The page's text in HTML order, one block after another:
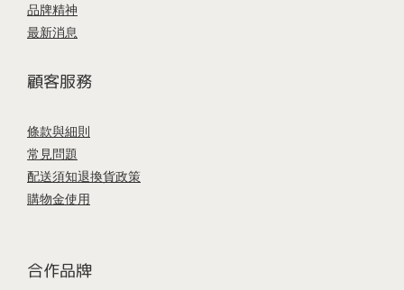
品牌精神
最新消息
顧客服務
條款與細則
常見問題
配送須知退換貨政策
購物金使用
合作品牌